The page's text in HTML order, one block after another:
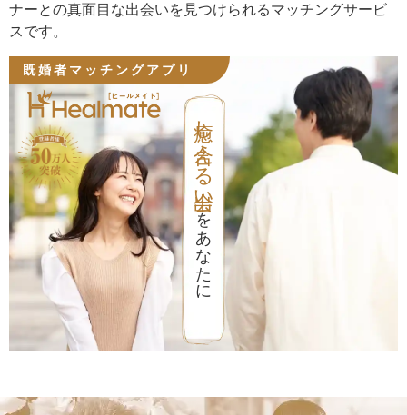
ナーとの真面目な出会いを見つけられるマッチングサービ
スです。
既婚者マッチングアプリ
癒し合える出会い
をあなたに